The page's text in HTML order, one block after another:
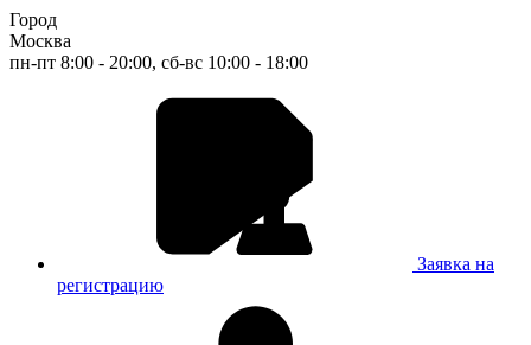
Город
Москва
пн-пт 8:00 - 20:00, сб-вс 10:00 - 18:00
Заявка на
регистрацию